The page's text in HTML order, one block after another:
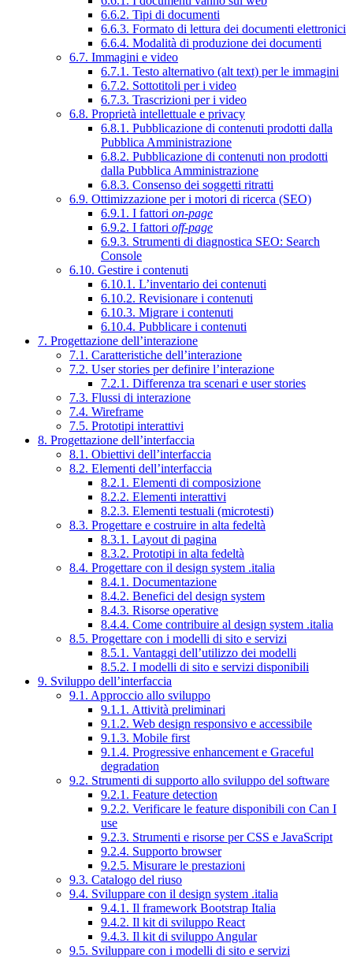
6.6.2. Tipi di documenti
6.6.3. Formato di lettura dei documenti elettronici
6.6.4. Modalità di produzione dei documenti
6.7. Immagini e video
6.7.1. Testo alternativo (alt text) per le immagini
6.7.2. Sottotitoli per i video
6.7.3. Trascrizioni per i video
6.8. Proprietà intellettuale e privacy
6.8.1. Pubblicazione di contenuti prodotti dalla
Pubblica Amministrazione
6.8.2. Pubblicazione di contenuti non prodotti
dalla Pubblica Amministrazione
6.8.3. Consenso dei soggetti ritratti
6.9. Ottimizzazione per i motori di ricerca (SEO)
6.9.1. I fattori on-page
6.9.2. I fattori off-page
6.9.3. Strumenti di diagnostica SEO: Search
Console
6.10. Gestire i contenuti
6.10.1. L’inventario dei contenuti
6.10.2. Revisionare i contenuti
6.10.3. Migrare i contenuti
6.10.4. Pubblicare i contenuti
7. Progettazione dell’interazione
7.1. Caratteristiche dell’interazione
7.2. User stories per definire l’interazione
7.2.1. Differenza tra scenari e user stories
7.3. Flussi di interazione
7.4. Wireframe
7.5. Prototipi interattivi
8. Progettazione dell’interfaccia
8.1. Obiettivi dell’interfaccia
8.2. Elementi dell’interfaccia
8.2.1. Elementi di composizione
8.2.2. Elementi interattivi
8.2.3. Elementi testuali (microtesti)
8.3. Progettare e costruire in alta fedeltà
8.3.1. Layout di pagina
8.3.2. Prototipi in alta fedeltà
8.4. Progettare con il design system .italia
8.4.1. Documentazione
8.4.2. Benefici del design system
8.4.3. Risorse operative
8.4.4. Come contribuire al design system .italia
8.5. Progettare con i modelli di sito e servizi
8.5.1. Vantaggi dell’utilizzo dei modelli
8.5.2. I modelli di sito e servizi disponibili
9. Sviluppo dell’interfaccia
9.1. Approccio allo sviluppo
9.1.1. Attività preliminari
9.1.2. Web design responsivo e accessibile
9.1.3. Mobile first
9.1.4. Progressive enhancement e Graceful
degradation
9.2. Strumenti di supporto allo sviluppo del software
9.2.1. Feature detection
9.2.2. Verificare le feature disponibili con Can I
use
9.2.3. Strumenti e risorse per CSS e JavaScript
9.2.4. Supporto browser
9.2.5. Misurare le prestazioni
9.3. Catalogo del riuso
9.4. Sviluppare con il design system .italia
9.4.1. Il framework Bootstrap Italia
9.4.2. Il kit di sviluppo React
9.4.3. Il kit di sviluppo Angular
9.5. Sviluppare con i modelli di sito e servizi